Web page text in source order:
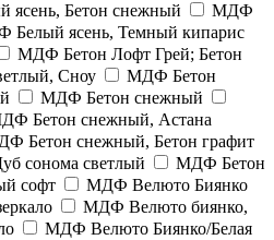
Бетон снежный
МДФ
Белый ясень, Темный кипарис
МДФ Бетон Лофт Грей; Бетон
Сноу
МДФ Бетон
МДФ Бетон снежный
Бетон снежный, Астана
Бетон снежный, Бетон графит
сонома светлый
МДФ Бетон
софт
МДФ Велюто Биянко
МДФ Велюто биянко,
МДФ Велюто Биянко/Белая